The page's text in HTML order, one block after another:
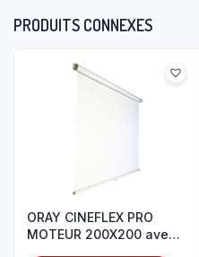
PRODUITS CONNEXES
ORAY CINEFLEX PRO
MOTEUR 200X200 avec